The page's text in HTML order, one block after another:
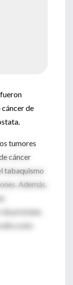
de
tumores
cáncer
tabaquismo
Además,
próstata.
a uno